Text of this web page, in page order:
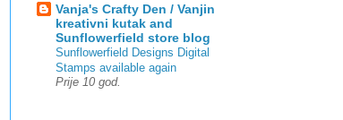
Vanja's Crafty Den / Vanjin
kreativni kutak and
Sunflowerfield store blog
Sunflowerfield Designs Digital
Stamps available again
Prije 10 god.